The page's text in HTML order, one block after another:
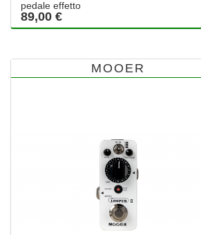
pedale effetto
89,00 €
MOOER